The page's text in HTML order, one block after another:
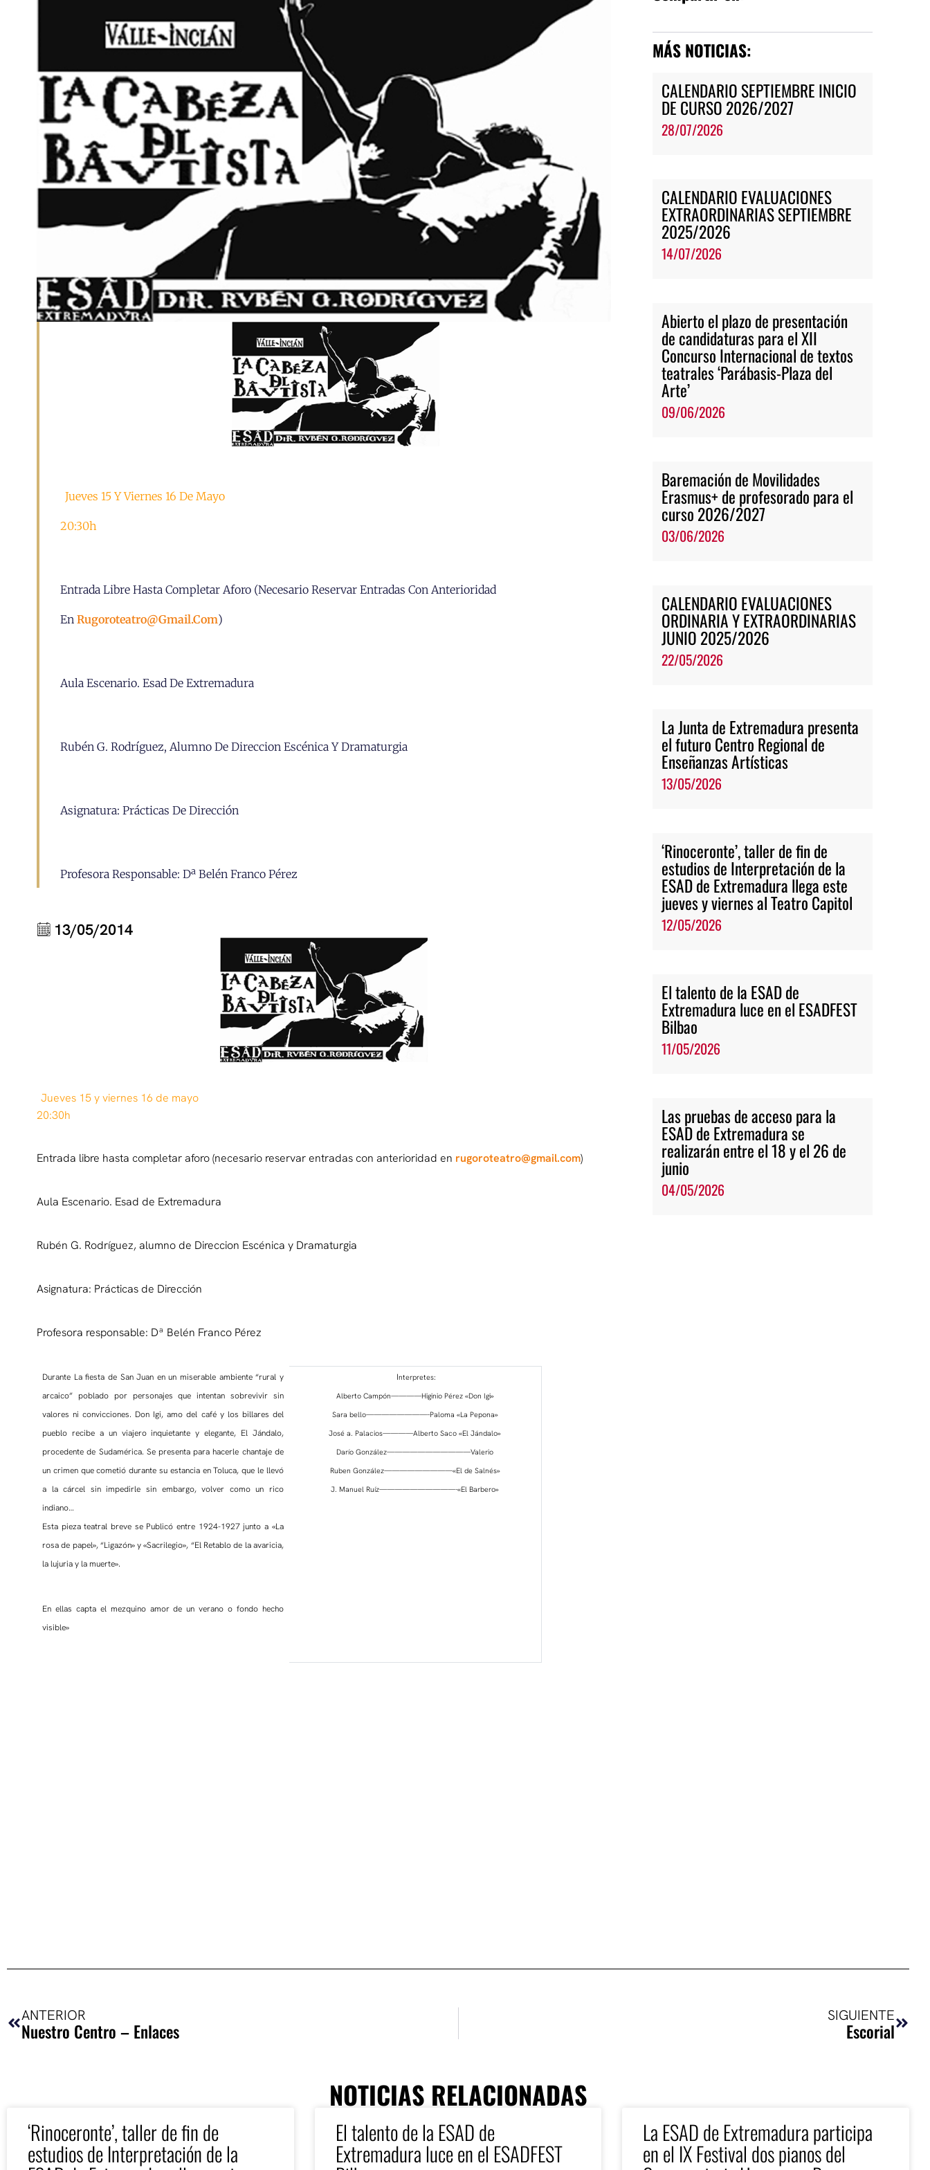
Jueves 15 Y Viernes 16 De Mayo
20:30h
Entrada Libre Hasta Completar Aforo (necesario Reservar Entradas Con Anterioridad
En Rugoroteatro@gmail.com)
Aula Escenario. Esad De Extremadura
Rubén G. Rodríguez, Alumno De Direccion Escénica Y Dramaturgia
Asignatura: Prácticas De Dirección
Profesora Responsable: Dª Belén Franco Pérez
13/05/2014
Jueves 15 y viernes 16 de mayo
20:30h
Entrada libre hasta completar aforo (necesario reservar entradas con anterioridad en rugoroteatro@gmail.com)
Aula Escenario. Esad de Extremadura
Rubén G. Rodríguez, alumno de Direccion Escénica y Dramaturgia
Asignatura: Prácticas de Dirección
Profesora responsable: Dª Belén Franco Pérez
Durante La fiesta de San Juan en un miserable ambiente “rural y
arcaico” poblado por personajes que intentan sobrevivir sin
valores ni convicciones. Don Igi, amo del café y los billares del
pueblo recibe a un viajero inquietante y elegante, El Jándalo,
procedente de Sudamérica. Se presenta para hacerle chantaje de
un crimen que cometió durante su estancia en Toluca, que le llevó
a la cárcel sin impedirle sin embargo, volver como un rico
indiano…
Esta pieza teatral breve se Publicó entre 1924-1927 junto a «La
rosa de papel», “Ligazón» y «Sacrilegio», “El Retablo de la avaricia,
la lujuria y la muerte».
En ellas capta el mezquino amor de un verano o fondo hecho
visible»
Interpretes:
Alberto Campón————Higinio Pérez «Don Igi»
Sara bello————————–Paloma «La Pepona»
José a. Palacios————Alberto Saco «El Jándalo»
Darío González———————————Valerio
Ruben González—————————«El de Salnés»
J. Manuel Ruíz——————————-«El Barbero»
MÁS NOTICIAS:
CALENDARIO SEPTIEMBRE INICIO
DE CURSO 2026/2027
28/07/2026
CALENDARIO EVALUACIONES
EXTRAORDINARIAS SEPTIEMBRE
2025/2026
14/07/2026
Abierto el plazo de presentación
de candidaturas para el XII
Concurso Internacional de textos
teatrales ‘Parábasis-Plaza del
Arte’
09/06/2026
Baremación de Movilidades
Erasmus+ de profesorado para el
curso 2026/2027
03/06/2026
CALENDARIO EVALUACIONES
ORDINARIA Y EXTRAORDINARIAS
JUNIO 2025/2026
22/05/2026
La Junta de Extremadura presenta
el futuro Centro Regional de
Enseñanzas Artísticas
13/05/2026
‘Rinoceronte’, taller de fin de
estudios de Interpretación de la
ESAD de Extremadura llega este
jueves y viernes al Teatro Capitol
12/05/2026
El talento de la ESAD de
Extremadura luce en el ESADFEST
Bilbao
11/05/2026
Las pruebas de acceso para la
ESAD de Extremadura se
realizarán entre el 18 y el 26 de
junio
04/05/2026
ANTERIOR
Nuestro Centro – Enlaces
SIGUIENTE
Escorial
NOTICIAS RELACIONADAS
‘Rinoceronte’, taller de fin de
estudios de Interpretación de la
El talento de la ESAD de
Extremadura luce en el ESADFEST
La ESAD de Extremadura participa
en el IX Festival dos pianos del